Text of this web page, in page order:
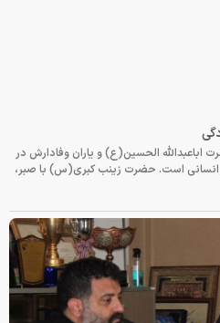
الحسین(ع) و یاران وفادارش در
است. حضرت زینب کبری(س) با صبر،